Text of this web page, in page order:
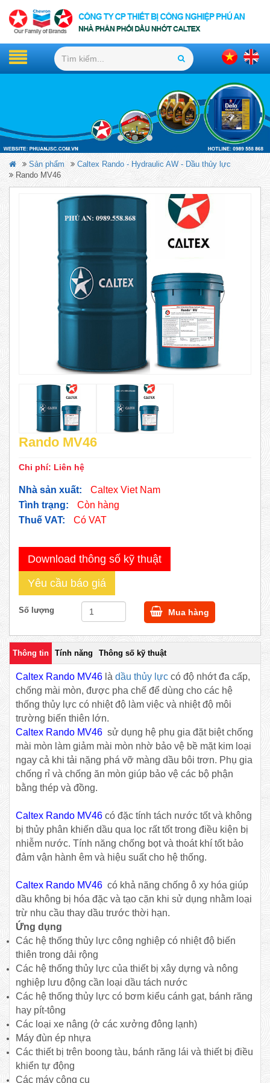
Sản phẩm
Caltex Rando - Hydraulic AW - Dầu thủy lực
Rando MV46
Rando MV46
Chi phí: Liên hệ
Nhà sản xuất:
Caltex Viet Nam
Tình trạng:
Còn hàng
Thuế VAT:
Có VAT
Download thông số kỹ thuật
Yêu cầu báo giá
Số lượng Mua hàng
Thông tin Tính năng Thông số kỹ thuật
Caltex Rando MV46 là dầu thủy lực có độ nhớt đa cấp,
chống mài mòn, được pha chế để dùng cho các hệ
thống thủy lực có nhiệt độ làm việc và nhiệt độ môi
trường biến thiên lớn.
Caltex Rando MV46 sử dụng hệ phụ gia đặt biệt chống
mài mòn làm giảm mài mòn nhờ bảo vệ bề mặt kim loại
ngay cả khi tải nặng phá vỡ màng dầu bôi trơn. Phụ gia
chống rỉ và chống ăn mòn giúp bảo vệ các bộ phận
bằng thép và đồng.
Caltex Rando MV46 có đặc tính tách nước tốt và không
bị thủy phân khiến dầu qua lọc rất tốt trong điều kiện bị
nhiễm nước. Tính năng chống bọt và thoát khí tốt bảo
đảm vận hành êm và hiệu suất cho hệ thống.
Caltex Rando MV46 có khả năng chống ô xy hóa giúp
dầu không bị hóa đặc và tạo cặn khi sử dụng nhằm loại
trừ nhu cầu thay dầu trước thời hạn.
Ứng dụng
Các hệ thống thủy lực công nghiệp có nhiệt độ biến
thiên trong dải rộng
Các hệ thống thủy lực của thiết bị xây dựng và nông
nghiệp lưu động cần loại dầu tách nước
Các hệ thống thủy lực có bơm kiểu cánh gạt, bánh răng
hay pít-tông
Các loại xe nâng (ở các xưởng đông lạnh)
Máy đùn ép nhựa
Các thiết bị trên boong tàu, bánh răng lái và thiết bị điều
khiển tự động
Các máy công cụ